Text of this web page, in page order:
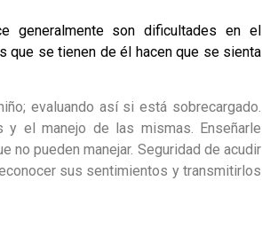
generalmente son dificultades en el
que se tienen de él hacen que se sienta
evaluando así si está sobrecargado.
y el manejo de las mismas. Enseñarle
no pueden manejar. Seguridad de acudir
sus sentimientos y transmitirlos